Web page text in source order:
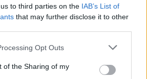
to third parties on the IAB’s List of
that may further disclose it to other
Opt Outs
of the Sharing of my
–
HIFK tuomitsee kentälle
tunkeutumisen Stadin derbyssä
LISÄÄ TEKIJÄLTÄ